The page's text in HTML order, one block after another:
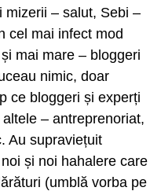
mizerii – salut, Sebi –
cel mai infect mod
mai mare – bloggeri
nimic, doar
ce bloggeri și experți
– antreprenoriat,
Au supraviețuit
și noi hahalere care
(umblă vorba pe